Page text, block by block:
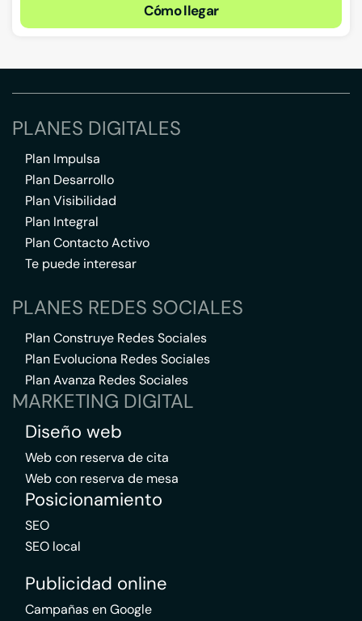
Cómo llegar
PLANES DIGITALES
Plan Impulsa
Plan Desarrollo
Plan Visibilidad
Plan Integral
Plan Contacto Activo
Te puede interesar
PLANES REDES SOCIALES
Plan Construye Redes Sociales
Plan Evoluciona Redes Sociales
Plan Avanza Redes Sociales
MARKETING DIGITAL
Diseño web
Web con reserva de cita
Web con reserva de mesa
Posicionamiento
SEO
SEO local
Publicidad online
Campañas en Google